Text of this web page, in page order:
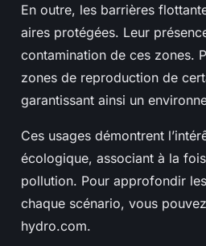
En outre, les barrières
aires protégées. Leur
contamination de ces zones.
zones de reproduction de
garantissant ainsi un
Ces usages démontrent
écologique, associant à la
pollution. Pour approfondir
chaque scénario, vous
hydro.com.